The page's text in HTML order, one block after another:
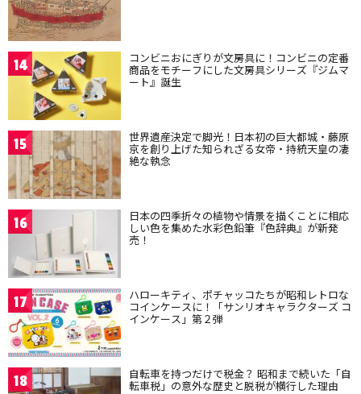
14 コンビニおにぎりが文房具に！コンビニの定番
商品をモチーフにした文房具シリーズ『ジムマ
ート』誕生
15 世界遺産決定で脚光！日本初の巨大都城・藤原
京を創り上げた知られざる女帝・持統天皇の凄
絶な執念
16 日本の四季折々の植物や情景を描くことに相応
しい色を集めた水彩色鉛筆『色辞典』が新発
売！
17 ハローキティ、ポチャッコたちが昭和レトロな
コインケースに！「サンリオキャラクターズ コ
インケース」第２弾
18 自転車を持つだけで税金？ 昭和まで続いた「自
転車税」の意外な歴史と脱税が横行した理由